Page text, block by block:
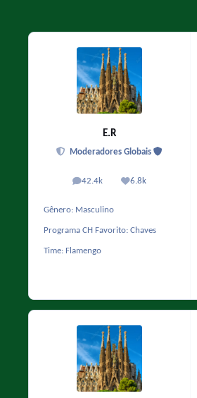
E.R
Moderadores Globais
42.4k
posts 6.8k
Reputação
Gênero: Masculino
Programa CH Favorito: Chaves
Time: Flamengo